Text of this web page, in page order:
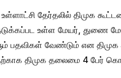
உள்ளாட்சி தேர்தலில் திமுக
உள்ள மேயர், துணை
பதவிகள் வேண்டும் என திமுக
திமுக தலைமை 4 பேர்